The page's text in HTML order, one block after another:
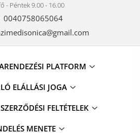
- Péntek 9.00 - 16.00
0040758065064
PLATFORM
ELÁLLÁSI JOGA
FELTÉTELEK
MENETE